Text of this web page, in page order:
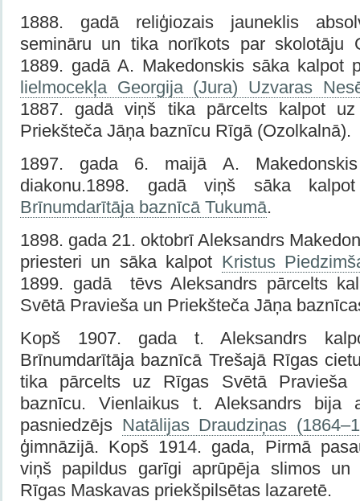
1888. gadā reliģiozais jauneklis
semināru un tika norīkots par skolotāju
1889. gadā A. Makedonskis sāka kalpot
lielmocekļa Georgija (Jura) Uzvaras
1887. gadā viņš tika pārcelts kalpot
Priekšteča Jāņa baznīcu Rīgā (Ozolkalnā).
1897. gada 6. maijā A.
diakonu.1898. gadā viņš sāka
Brīnumdarītāja baznīcā Tukumā.
1898. gada 21. oktobrī Aleksandrs
priesteri un sāka kalpot Kristus
1899. gadā tēvs Aleksandrs pārcelts
Svētā Pravieša un Priekšteča Jāņa
Kopš 1907. gada t. Aleksandrs
Brīnumdarītāja baznīcā Trešajā Rīgas
tika pārcelts uz Rīgas Svētā Pravieša
baznīcu. Vienlaikus t. Aleksandrs bija
pasniedzējs Natālijas Draudziņas
ģimnāzijā. Kopš 1914. gada, Pirmā
viņš papildus garīgi aprūpēja slimos un
Rīgas Maskavas priekšpilsētas lazaretē.